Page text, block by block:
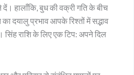
हालाँकि, बुध की वक्री गति के बीच
दयालु प्रभाव आपके रिश्तों में सद्भाव
राशि के लिए एक टिप: अपने दिल